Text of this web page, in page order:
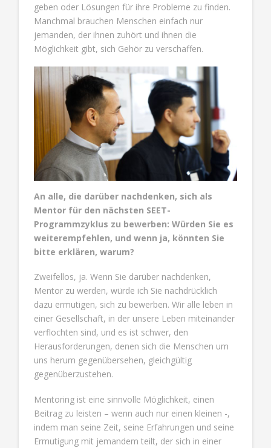
geben oder Lösungen für ihre Probleme zu finden.
Manchmal brauchen Menschen einfach nur
jemanden, der ihnen zuhört und ihnen die
Möglichkeit gibt, sich Gehör zu verschaffen.
An alle, die darüber nachdenken, sich als
Mentor für den nächsten SEET-
Programmzyklus zu bewerben: Würden Sie es
weiterempfehlen, und wenn ja, könnten Sie
bitte erklären, warum?
Zweifellos, ja. Wenn Sie darüber nachdenken,
Mentor zu werden, würde ich Sie nachdrücklich
dazu ermutigen, sich zu bewerben. Wir alle leben in
einer Gesellschaft, in der unsere Leben miteinander
verflochten sind, und es ist schwer, den
Herausforderungen, denen sich die Menschen um
uns herum gegenübersehen, gleichgültig
gegenüberzustehen.
Mentoring ist eine sinnvolle Möglichkeit, einen
Beitrag zu leisten – wenn auch nur einen kleinen -,
indem man seine Zeit, seine Erfahrungen und seine
Ermutigung mit jemandem teilt, der sich in einer